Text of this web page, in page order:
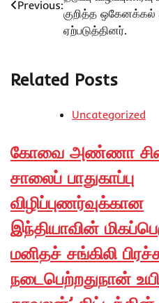
navigation
Previous:
குறித்த ஒகேனக்கல்
ஏற்படுத்தினர்.
Related Posts
Uncategorized
கோவை அண்ணா
சாலைப் பாதுகாப்பு
விழிப்புணர்வுக்கான
இந்தியாவின்
மனிதச் சங்கிலி
நடைபெற்றதுநான்